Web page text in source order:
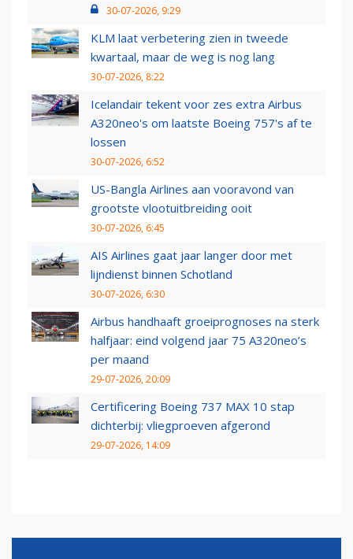
30-07-2026, 9:29
KLM laat verbetering zien in tweede
kwartaal, maar de weg is nog lang
30-07-2026, 8:22
Icelandair tekent voor zes extra Airbus
A320neo's om laatste Boeing 757's af te
lossen
30-07-2026, 6:52
US-Bangla Airlines aan vooravond van
grootste vlootuitbreiding ooit
30-07-2026, 6:45
AIS Airlines gaat jaar langer door met
lijndienst binnen Schotland
30-07-2026, 6:30
Airbus handhaaft groeiprognoses na sterk
halfjaar: eind volgend jaar 75 A320neo’s
per maand
29-07-2026, 20:09
Certificering Boeing 737 MAX 10 stap
dichterbij: vliegproeven afgerond
29-07-2026, 14:09